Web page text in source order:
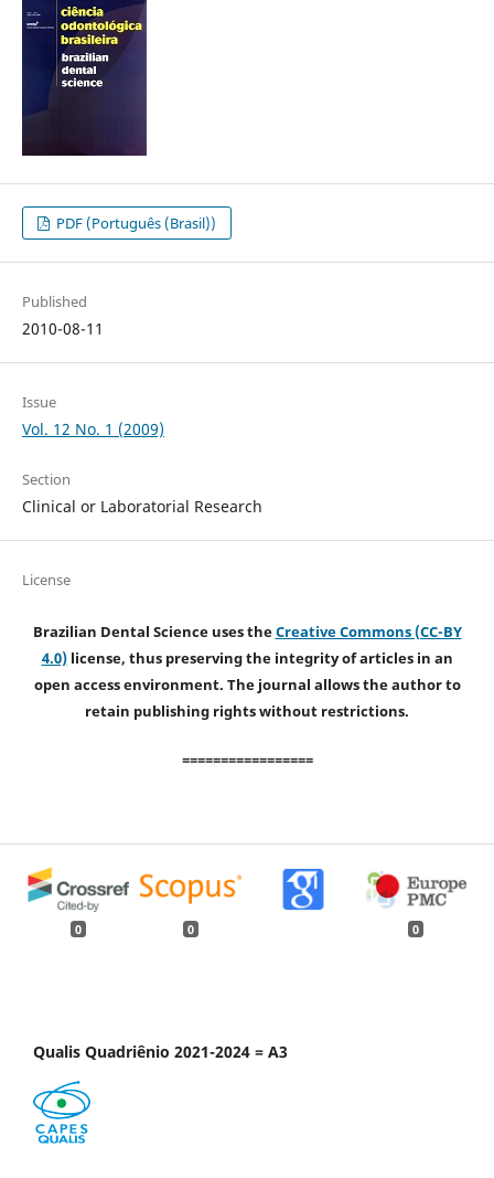
PDF (Português (Brasil))
Published
2010-08-11
Issue
Vol. 12 No. 1 (2009)
Section
Clinical or Laboratorial Research
License
Brazilian Dental Science uses theCreative Commons (CC-BY
4.0)license, thus preserving the integrity of articles in an
open access environment. The journal allows the author to
retain publishing rights without restrictions.
=================
0 0 0
Qualis Quadriênio 2021-2024 = A3